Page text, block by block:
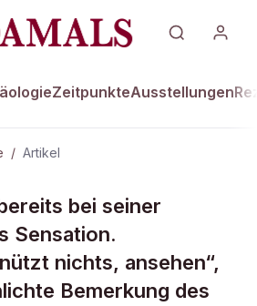
ZeitpunkteAusstellungen
/ Artikel
entdeckt
bei seiner
Sensation.
nichts, ansehen“,
Bemerkung des